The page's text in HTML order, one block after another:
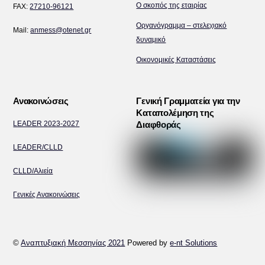
FAX:27210-96121
Mail:anmess@otenet.gr
Ο σκοπός της εταιρίας
Οργανόγραμμα – στελεχιακό
δυναμικό
Οικονομικές Καταστάσεις
Ανακοινώσεις
LEADER 2023-2027
LEADER/CLLD
CLLD/Αλιεία
Γενικές Ανακοινώσεις
Γενική Γραμματεία για την
Καταπολέμηση της
Διαφθοράς
©Αναπτυξιακή Μεσσηνίας 2021 Powered bye-nt Solutions